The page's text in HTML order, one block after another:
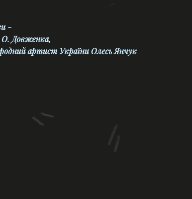
-
О. Довженка,
артист України Олесь Янчук